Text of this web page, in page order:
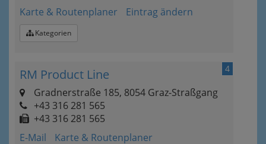
Karte & Routenplaner
Eintrag ändern
Kategorien
4
RM Product Line
Gradnerstraße 185, 8054 Graz-Straßgang
+43 316 281 565
+43 316 281 565
E-Mail
Karte & Routenplaner